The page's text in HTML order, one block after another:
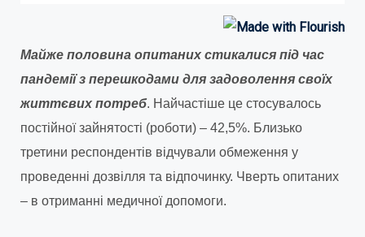
Майже половина опитаних стикалися під час
пандемії з перешкодами для задоволення своїх
життєвих потреб. Найчастіше це стосувалось
постійної зайнятості (роботи) – 42,5%. Близько
третини респондентів відчували обмеження у
проведенні дозвілля та відпочинку. Чверть опитаних
– в отриманні медичної допомоги.